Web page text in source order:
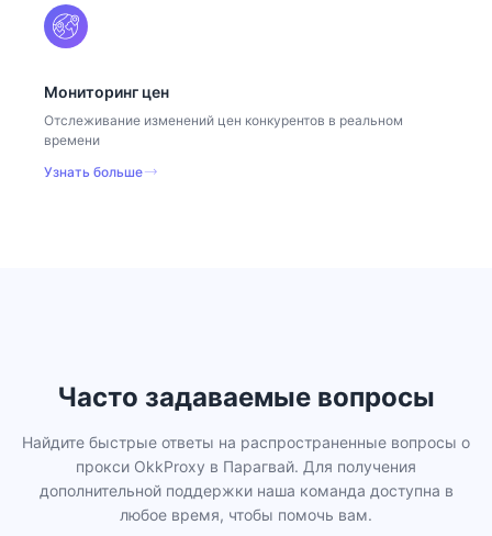
Мониторинг цен
Отслеживание изменений цен конкурентов в реальном
времени
Узнать больше
Часто задаваемые вопросы
Найдите быстрые ответы на распространенные вопросы о
прокси OkkProxy в Парагвай. Для получения
дополнительной поддержки наша команда доступна в
любое время, чтобы помочь вам.